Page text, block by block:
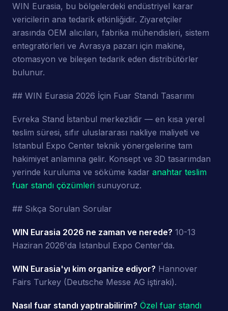
WIN Eurasia, bu bölgelerdeki endüstriyel karar
vericilerin ana tedarik etkinliğidir. Ziyaretçiler
arasında OEM alıcıları, fabrika mühendisleri, sistem
entegratörleri ve Avrasya pazarı için makine,
otomasyon ve bileşen tedarik eden distribütörler
bulunur.
## WIN Eurasia 2026 İçin Fuar Standı Tasarımı
Evreka Stand İstanbul merkezlidir — en kısa yerel
teslim süresi, sıfır uluslararası nakliye maliyeti ve
Istanbul Expo Center teknik yönergelerine tam
hakimiyet anlamına gelir. Konsept ve 3D tasarımdan
yerinde kuruluma ve söküme kadar anahtar teslim
fuar standı çözümleri sunuyoruz.
## Sıkça Sorulan Sorular
WIN Eurasia 2026 ne zaman ve nerede? 10-13
Haziran 2026'da Istanbul Expo Center'da.
WIN Eurasia'yı kim organize ediyor? Hannover
Fairs Turkey (Deutsche Messe AG iştiraki).
Nasıl fuar standı yaptırabilirim? Özel fuar standı